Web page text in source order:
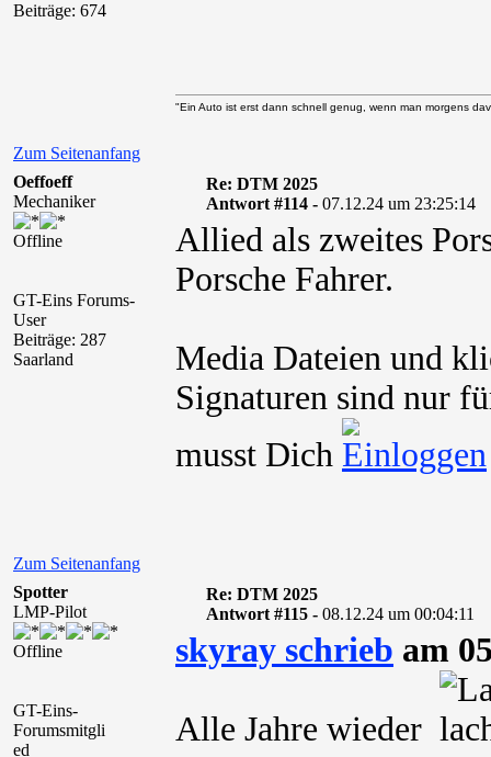
Beiträge: 674
Zum Seitenanfang
"Ein Auto ist erst dann schnell genug, wenn man morgens
Oeffoeff
Mechaniker
Offline
GT-Eins Forums-
User
Beiträge: 287
Saarland
Re: DTM 2025
Antwort #114 - 07.12.24 um 23:25:14
Allied als zweites
Porsche Fahrer.
Media Dateien und
Signaturen sind nur
musst Dich
Zum Seitenanfang
Spotter
LMP-Pilot
Offline
GT-Eins-
Forumsmitgli
ed
Re: DTM 2025
Antwort #115 - 08.12.24 um 00:04:11
skyray schrieb am
Alle Jahre wieder